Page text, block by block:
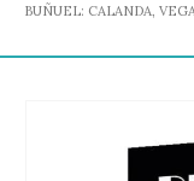
BUÑUEL: CALANDA,